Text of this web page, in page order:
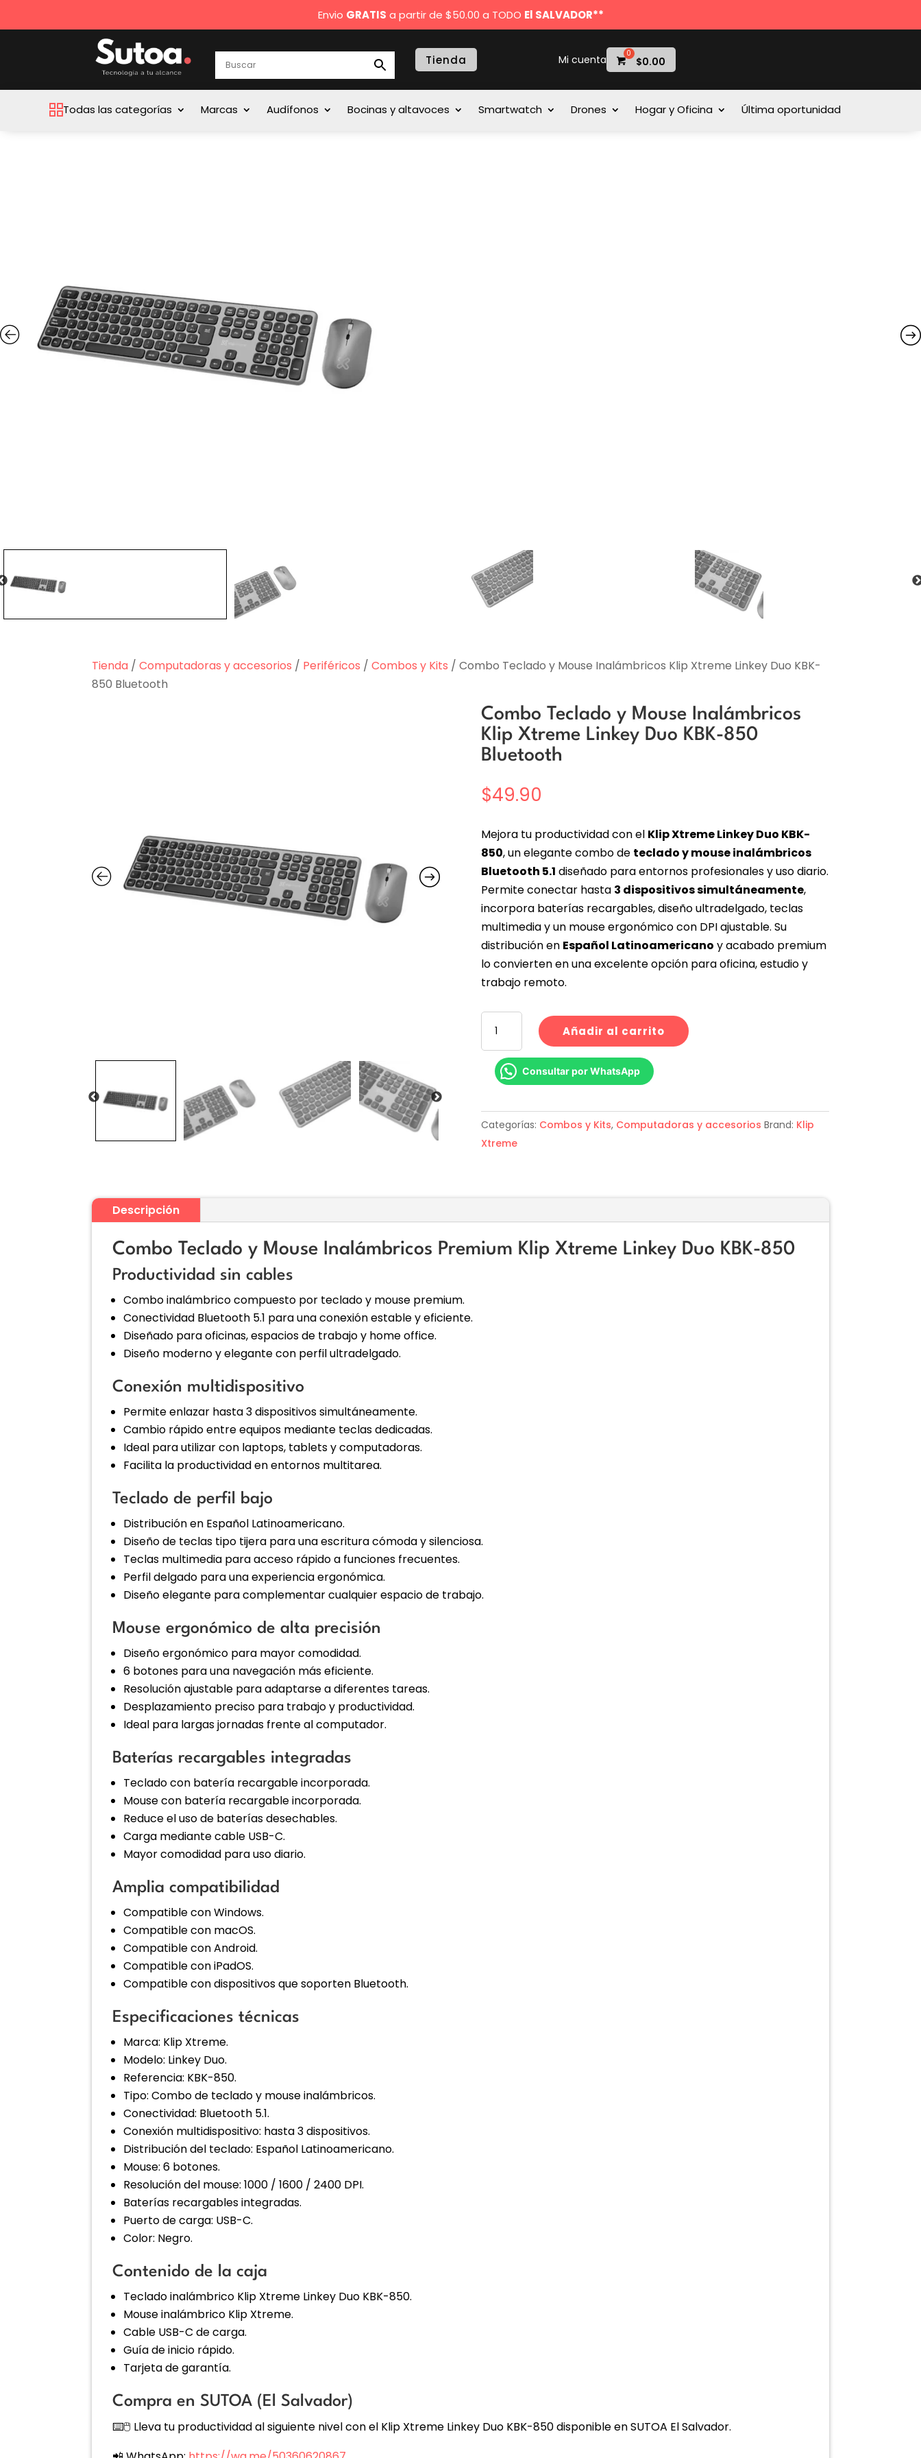
Envio GRATIS a partir de $50.00 a TODO El SALVADOR**
Tienda Mi cuenta $0.00
Todas las categorías Marcas Audífonos Bocinas y altavoces Smartwatch Drones Hogar y Oficina Última oportunidad
Tienda /Computadoras y accesorios / Periféricos /Combos y Kits / Combo Teclado y Mouse Inalámbricos Klip Xtreme Linkey Duo KBK-
850 Bluetooth
Combo Teclado y Mouse Inalámbricos
Klip Xtreme Linkey Duo KBK-850
Bluetooth
$49.90
Mejora tu productividad con el Klip Xtreme Linkey Duo KBK-
850, un elegante combo de teclado y mouse inalámbricos
Bluetooth 5.1 diseñado para entornos profesionales y uso diario.
Permite conectar hasta 3 dispositivos simultáneamente,
incorpora baterías recargables, diseño ultradelgado, teclas
multimedia y un mouse ergonómico con DPI ajustable. Su
distribución en Español Latinoamericano y acabado premium
lo convierten en una excelente opción para oficina, estudio y
trabajo remoto.
Teclado
Mouse
Klip
Xtreme
Linkey
Bluetooth
cantidad
Añadir al carrito
Consultar por WhatsApp
Categorías: Combos y Kits, Computadoras y accesorios Brand: Klip
Xtreme
Descripción
Combo Teclado y Mouse Inalámbricos Premium Klip Xtreme Linkey Duo KBK-850
Productividad sin cables
Combo inalámbrico compuesto por teclado y mouse premium.
Conectividad Bluetooth 5.1 para una conexión estable y eficiente.
Diseñado para oficinas, espacios de trabajo y home office.
Diseño moderno y elegante con perfil ultradelgado.
Conexión multidispositivo
Permite enlazar hasta 3 dispositivos simultáneamente.
Cambio rápido entre equipos mediante teclas dedicadas.
Ideal para utilizar con laptops, tablets y computadoras.
Facilita la productividad en entornos multitarea.
Teclado de perfil bajo
Distribución en Español Latinoamericano.
Diseño de teclas tipo tijera para una escritura cómoda y silenciosa.
Teclas multimedia para acceso rápido a funciones frecuentes.
Perfil delgado para una experiencia ergonómica.
Diseño elegante para complementar cualquier espacio de trabajo.
Mouse ergonómico de alta precisión
Diseño ergonómico para mayor comodidad.
6 botones para una navegación más eficiente.
Resolución ajustable para adaptarse a diferentes tareas.
Desplazamiento preciso para trabajo y productividad.
Ideal para largas jornadas frente al computador.
Baterías recargables integradas
Teclado con batería recargable incorporada.
Mouse con batería recargable incorporada.
Reduce el uso de baterías desechables.
Carga mediante cable USB-C.
Mayor comodidad para uso diario.
Amplia compatibilidad
Compatible con Windows.
Compatible con macOS.
Compatible con Android.
Compatible con iPadOS.
Compatible con dispositivos que soporten Bluetooth.
Especificaciones técnicas
Marca: Klip Xtreme.
Modelo: Linkey Duo.
Referencia: KBK-850.
Tipo: Combo de teclado y mouse inalámbricos.
Conectividad: Bluetooth 5.1.
Conexión multidispositivo: hasta 3 dispositivos.
Distribución del teclado: Español Latinoamericano.
Mouse: 6 botones.
Resolución del mouse: 1000 / 1600 / 2400 DPI.
Baterías recargables integradas.
Puerto de carga: USB-C.
Color: Negro.
Contenido de la caja
Teclado inalámbrico Klip Xtreme Linkey Duo KBK-850.
Mouse inalámbrico Klip Xtreme.
Cable USB-C de carga.
Guía de inicio rápido.
Tarjeta de garantía.
Compra en SUTOA (El Salvador)
⌨️🖱️ Lleva tu productividad al siguiente nivel con el Klip Xtreme Linkey Duo KBK-850 disponible en SUTOA El Salvador.